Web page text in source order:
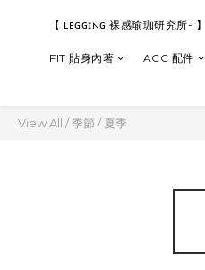
【 ʟᴇɢɢɪɴɢ 裸感瑜珈研究所- 】
FIT 貼身內著 ACC 配件
View All /季節 /夏季